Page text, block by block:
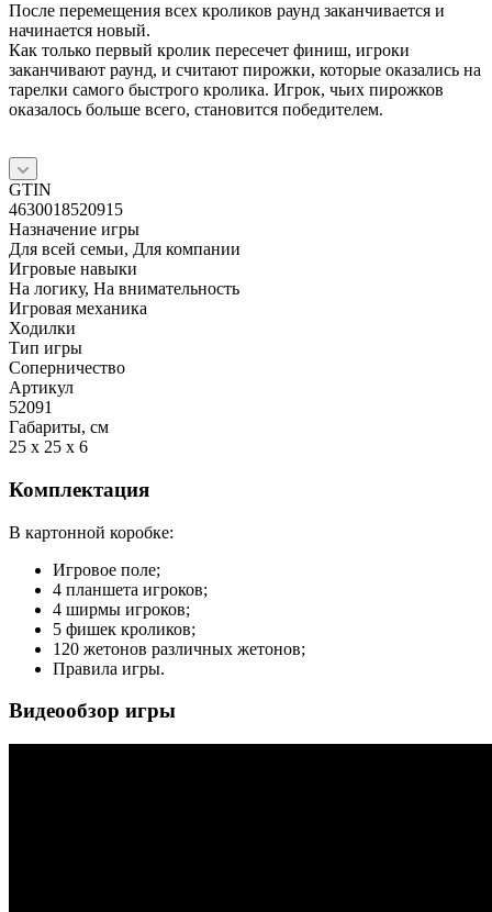
После перемещения всех кроликов раунд заканчивается и
начинается новый.
Как только первый кролик пересечет финиш, игроки
заканчивают раунд, и считают пирожки, которые оказались на
тарелки самого быстрого кролика. Игрок, чьих пирожков
оказалось больше всего, становится победителем.
GTIN
4630018520915
Назначение игры
Для всей семьи, Для компании
Игровые навыки
На логику, На внимательность
Игровая механика
Ходилки
Тип игры
Соперничество
Артикул
52091
Габариты, см
25 x 25 x 6
Комплектация
В картонной коробке:
Игровое поле;
4 планшета игроков;
4 ширмы игроков;
5 фишек кроликов;
120 жетонов различных жетонов;
Правила игры.
Видеообзор игры